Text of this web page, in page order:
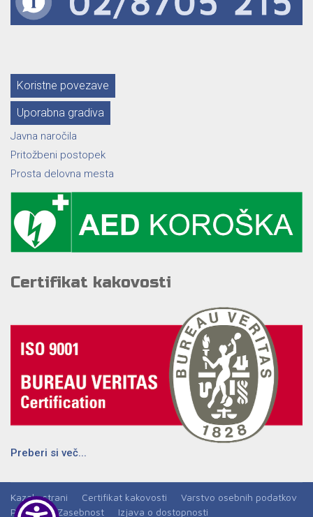
Koristne povezave
Uporabna gradiva
Javna naročila
Pritožbeni postopek
Prosta delovna mesta
Certifikat kakovosti
Preberi si več...
Kazalo strani Certifikat kakovosti
Varstvo osebnih podatkov
Piškotki
Zasebnost Izjava o dostopnosti